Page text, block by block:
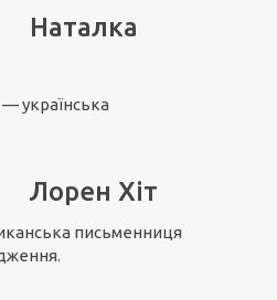
Наталка
українська
Лорен Хіт
письменниця